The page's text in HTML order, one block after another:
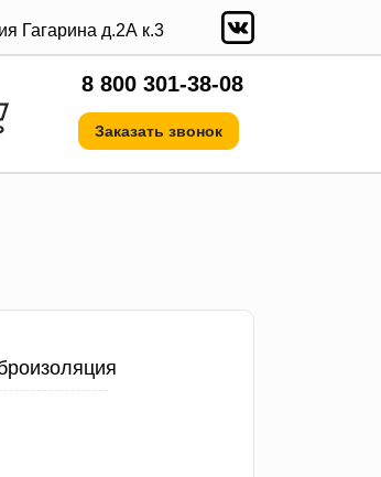
Гагарина д.2А к.3
8 800 301-38-08
Заказать звонок